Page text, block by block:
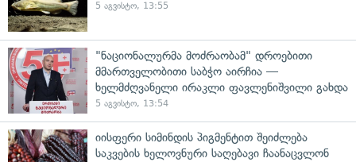
5 აგვისტო, 13:55
"ნაციონალურმა მოძრაობამ" დროებითი
მმართველობითი საბჭო აირჩია —
ხელმძღვანელი ირაკლი ფავლენიშვილი გახდა
5 აგვისტო, 13:54
იისფერი სიმინდის პიგმენტით შეიძლება
საკვების ხელოვნური საღებავი ჩაანაცვლონ